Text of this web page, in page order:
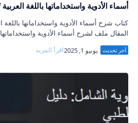
أسماء الأدوية واستخداماتها باللغة العربية pdf
سنتطرق بكم في ال…